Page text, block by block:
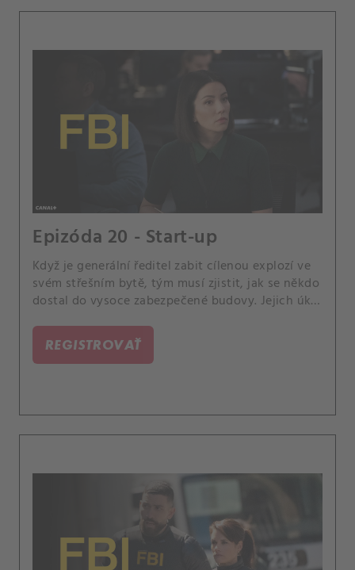
Epizóda 20 - Start-up
Když je generální ředitel zabit cílenou explozí ve
svém střešním bytě, tým musí zjistit, jak se někdo
dostal do vysoce zabezpečené budovy. Jejich úkol
může být dílem umělé inteligence.
REGISTROVAŤ